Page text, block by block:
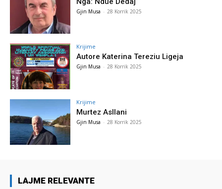
Gjin Musa - 28 Korrik 2025
Krijime
Autore Katerina Tereziu Ligeja
Gjin Musa - 28 Korrik 2025
Krijime
Murtez Asllani
Gjin Musa - 28 Korrik 2025
LAJME RELEVANTE